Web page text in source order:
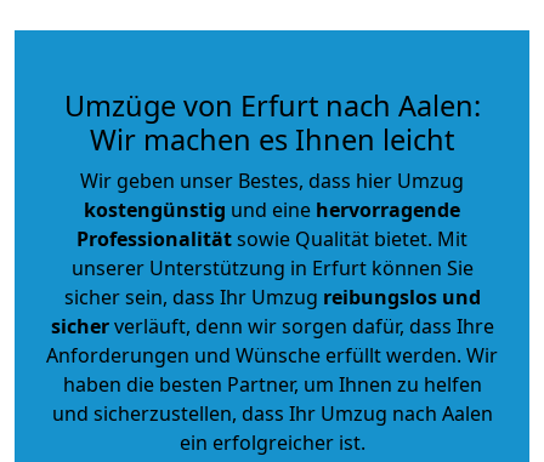
Umzüge von Erfurt nach Aalen:
Wir machen es Ihnen leicht
Wir geben unser Bestes, dass hier Umzug
kostengünstig und eine hervorragende
Professionalitätsowie Qualität bietet. Mit
unserer Unterstützung in Erfurt können Sie
sicher sein, dass Ihr Umzug reibungslos und
sicherverläuft, denn wir sorgen dafür, dass Ihre
Anforderungen und Wünsche erfüllt werden. Wir
haben die besten Partner, um Ihnen zu helfen
und sicherzustellen, dass Ihr Umzug nach Aalen
ein erfolgreicher ist.